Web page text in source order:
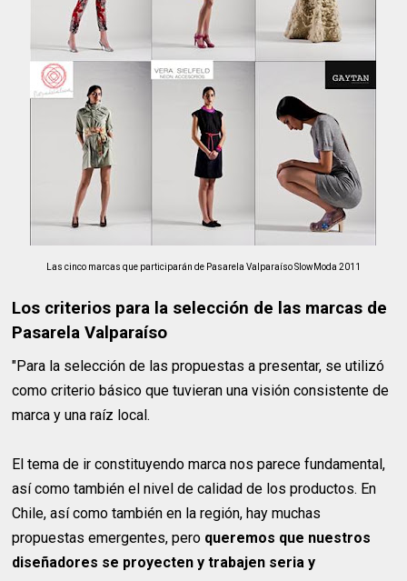
Las cinco marcas que participarán de Pasarela Valparaíso SlowModa 2011
Los criterios para la selección de las marcas de
Pasarela Valparaíso
"Para la selección de las propuestas a presentar, se utilizó
como criterio básico que tuvieran una visión consistente de
marca y una raíz local.
El tema de ir constituyendo marca nos parece fundamental,
así como también el nivel de calidad de los productos. En
Chile, así como también en la región, hay muchas
propuestas emergentes, pero queremos que nuestros
diseñadores se proyecten y trabajen seria y